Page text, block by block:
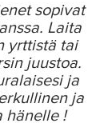
sopivat
Laita
yrttistä tai
juustoa.
ja
ja
hänelle !